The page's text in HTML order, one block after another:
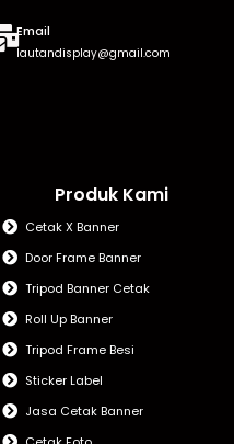
Email
lautandisplay@gmail.com
Produk Kami
Cetak X Banner
Door Frame Banner
Tripod Banner Cetak
Roll Up Banner
Tripod Frame Besi
Sticker Label
Jasa Cetak Banner